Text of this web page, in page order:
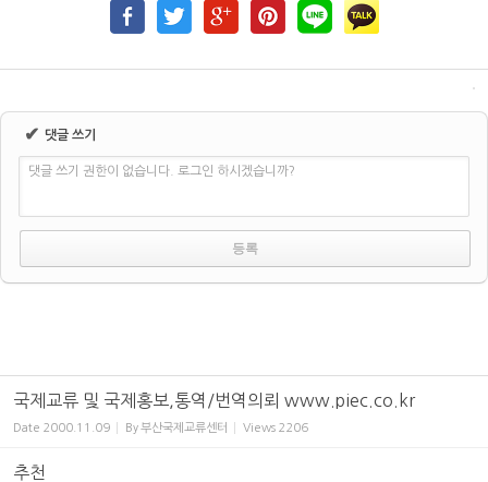
✔ 댓글 쓰기
댓글 쓰기 권한이 없습니다. 로그인 하시겠습니까?
국제교류 및 국제홍보,통역/번역의뢰 www.piec.co.kr
Date 2000.11.09 By부산국제교류센터 Views 2206
추천